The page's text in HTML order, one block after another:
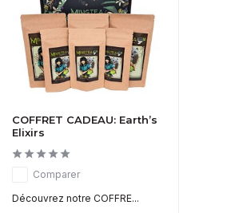
COFFRET CADEAU: Earth’s
Elixirs
Comparer
Découvrez notre COFFRE...